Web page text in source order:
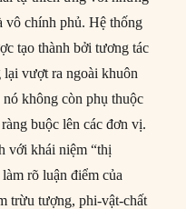
vô chính phủ. Hệ thống
tạo thành bởi tương tác
vượt ra ngoài khuôn
không còn phụ thuộc
buộc lên các đơn vị.
với khái niệm “thị
rõ luận điểm của
trừu tượng, phi-vật-chất